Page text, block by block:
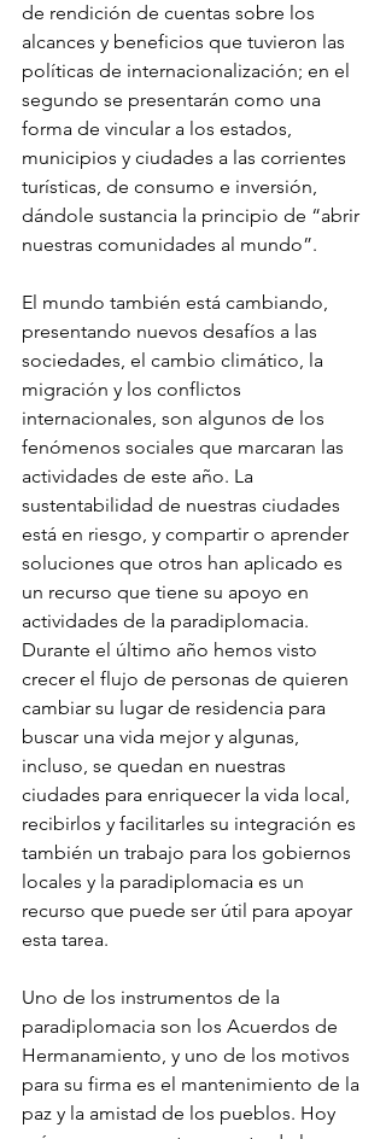
de rendición de cuentas sobre los
alcances y beneficios que tuvieron las
políticas de internacionalización; en el
segundo se presentarán como una
forma de vincular a los estados,
municipios y ciudades a las corrientes
turísticas, de consumo e inversión,
dándole sustancia la principio de “abrir
nuestras comunidades al mundo”.
El mundo también está cambiando,
presentando nuevos desafíos a las
sociedades, el cambio climático, la
migración y los conflictos
internacionales, son algunos de los
fenómenos sociales que marcaran las
actividades de este año. La
sustentabilidad de nuestras ciudades
está en riesgo, y compartir o aprender
soluciones que otros han aplicado es
un recurso que tiene su apoyo en
actividades de la paradiplomacia.
Durante el último año hemos visto
crecer el flujo de personas de quieren
cambiar su lugar de residencia para
buscar una vida mejor y algunas,
incluso, se quedan en nuestras
ciudades para enriquecer la vida local,
recibirlos y facilitarles su integración es
también un trabajo para los gobiernos
locales y la paradiplomacia es un
recurso que puede ser útil para apoyar
esta tarea.
Uno de los instrumentos de la
paradiplomacia son los Acuerdos de
Hermanamiento, y uno de los motivos
para su firma es el mantenimiento de la
paz y la amistad de los pueblos. Hoy